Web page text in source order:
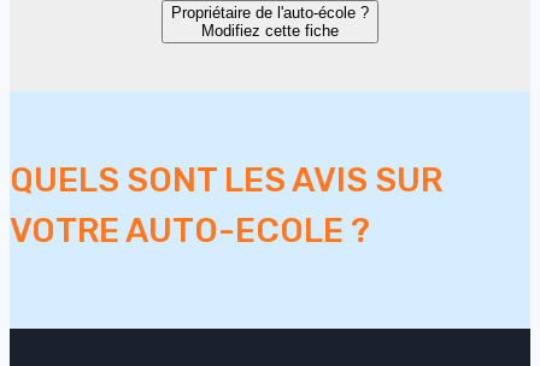
Propriétaire de l'auto-école ?
Modifiez cette fiche
QUELS SONT LES AVIS SUR
VOTRE AUTO-ECOLE ?